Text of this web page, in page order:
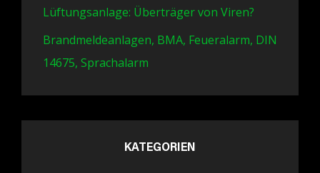
Lüftungsanlage: Überträger von Viren?
Brandmeldeanlagen, BMA, Feueralarm, DIN
14675, Sprachalarm
KATEGORIEN